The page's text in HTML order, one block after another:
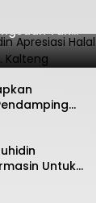
Muhidin
Yang
Kami
Untuk
2026